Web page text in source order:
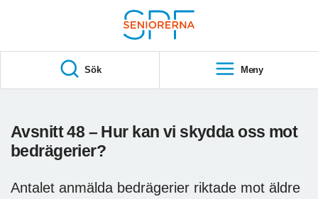
S
A
Sök Meny
Avsnitt 48 – Hur kan vi skydda oss mot
bedrägerier?
Antalet anmälda bedrägerier riktade mot äldre